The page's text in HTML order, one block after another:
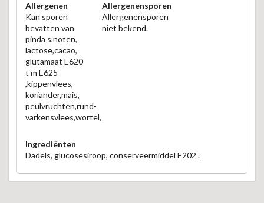
Allergenen
Kan sporen
bevatten van
pinda s,noten,
lactose,cacao,
glutamaat E620
t m E625
,kippenvlees,
koriander,mais,
peulvruchten,rund-
varkensvlees,wortel,
Allergenensporen
Allergenensporen
niet bekend.
Ingrediënten
Dadels, glucosesiroop, conserveermiddel E202 .